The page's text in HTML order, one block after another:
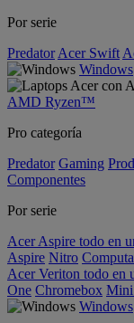
Por serie
Predator Acer Swift
Windows
AMD Ryzen™
Pro categoría
Predator Gaming
Componentes
Por serie
Acer Aspire todo en
Aspire Nitro
Acer Veriton todo en
One Chromebox Mini
Windows